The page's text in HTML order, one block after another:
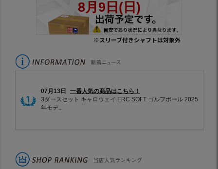
※スリーブ付きシャフトは対象外